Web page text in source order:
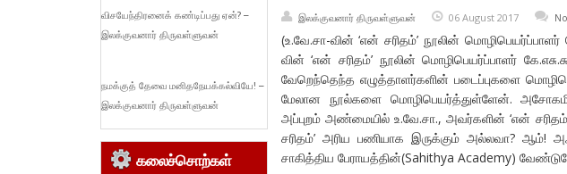
இலக்குவனார் திருவள்ளுவன் 06 August 2017
(உ.வே.சா-வின் ‘என் சரிதம்’ நூலின்
வின் ‘என் சரிதம்’ நூலின் மொழிபெயர்ப்பாளர்
வேறெந்தெந்த எழுத்தாளர்களின் படைப்புகளை
மேலான நூல்களை மொழிபெயர்த்துள்ளேன்.
அப்புறம் அண்மையில் உ.வே.சா., அவர்களின் ‘என்
சரிதம்’ அரிய பணியாக இருக்கும் அல்லவா?
சாகித்திய பேராயத்தின்(Sahithya Academy)
விசயேந்திரனைக் கண்டிப்பது ஏன்? –
இலக்குவனார் திருவள்ளுவன்
நமக்குத் தேவை மனிதநேயக்கல்வியே! –
இலக்குவனார் திருவள்ளுவன்
கலைச்சொற்கள்